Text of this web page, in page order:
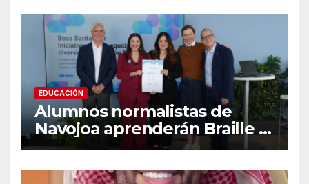
señales de alarma
EDUCACIÓN
Alumnos normalistas de
Navojoa aprenderán Braille y
Lengua de Señas tras ganar